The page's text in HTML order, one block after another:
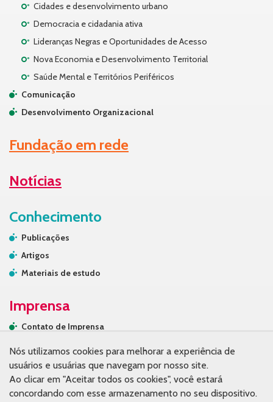
Cidades e desenvolvimento urbano
Democracia e cidadania ativa
Lideranças Negras e Oportunidades de Acesso
Nova Economia e Desenvolvimento Territorial
Saúde Mental e Territórios Periféricos
Comunicação
Desenvolvimento Organizacional
Fundação em rede
Notícias
Conhecimento
Publicações
Artigos
Materiais de estudo
Imprensa
Contato de Imprensa
Na mídia
Contato
Nós utilizamos cookies para melhorar a experiência de
usuários e usuárias que navegam por nosso site.
Ao clicar em "Aceitar todos os cookies", você estará
concordando com esse armazenamento no seu dispositivo.